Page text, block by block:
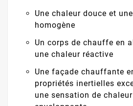
Une chaleur douce et
homogène
Un corps de chauffe en
une chaleur réactive
Une façade chauffante
propriétés inertielles
une sensation de